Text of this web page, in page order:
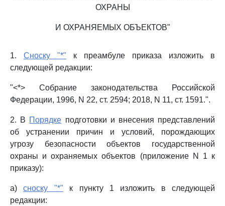
ОХРАНЫ
И ОХРАНЯЕМЫХ ОБЪЕКТОВ"
1. Сноску "*" к преамбуле приказа изложить в
следующей редакции:
"<*> Собрание законодательства Российской
Федерации, 1996, N 22, ст. 2594; 2018, N 11, ст. 1591.".
2. В Порядке подготовки и внесения представлений
об устранении причин и условий, порождающих
угрозу безопасности объектов государственной
охраны и охраняемых объектов (приложение N 1 к
приказу):
а)сноску "*" к пункту 1 изложить в следующей
редакции: